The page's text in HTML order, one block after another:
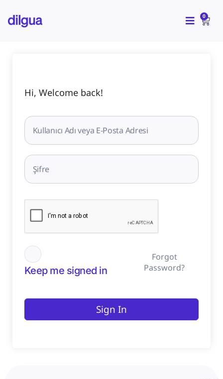
atla
0
Hi, Welcome back!
Keep me signed in
Forgot
Password?
Sign In